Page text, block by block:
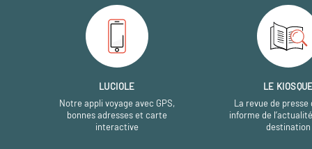
LUCIOLE
Notre appli voyage avec GPS,
bonnes adresses et carte
interactive
LE
La revue de presse
informe de
destination